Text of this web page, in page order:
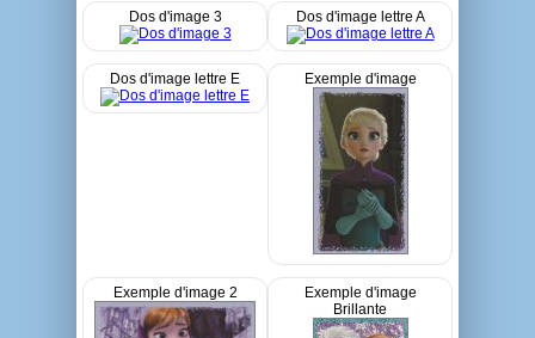
Dos d'image 3 Dos d'image lettre A
Dos d'image lettre E Exemple d'image
Exemple d'image 2
Exemple d'image
Brillante